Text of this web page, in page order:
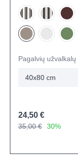
NAUJA -NAUJA -
Taupe Akmens
Pagalvių užvalkalų
24,50 €
35,00 € 30%